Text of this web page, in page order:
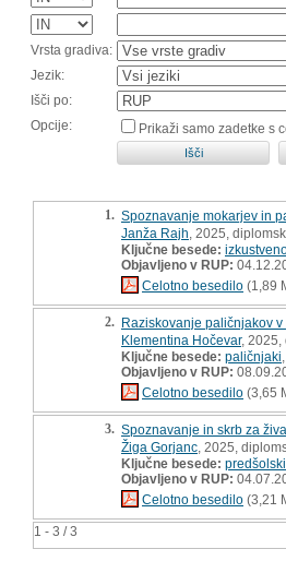
Vrsta gradiva:
Jezik:
Išči po:
Opcije:
Prikaži samo zadetke s
1 - 3 / 3
1. Spoznavanje mokarjev in
Janža Rajh , 2025,
Ključne besede:
Objavljeno v RUP:
Celotno besedilo (1,89
2. Raziskovanje paličnjakov
Klementina Hočevar, 2025,
Ključne besede: paličnjaki
Objavljeno v RUP:
Celotno besedilo (3,65
3. Spoznavanje in skrb za
Žiga Gorjanc , 2025,
Ključne besede:
Objavljeno v RUP:
Celotno besedilo (3,21